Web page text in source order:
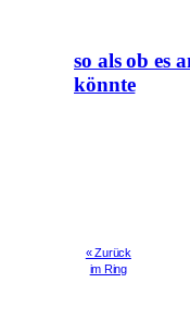
so als ob es
könnte
« Zurück
im Ring